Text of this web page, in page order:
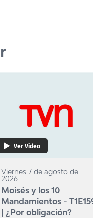
Ver Video
Viernes 7 de agosto de
2026
Moisés y los 10
Mandamientos -
| ¿Por obligación?